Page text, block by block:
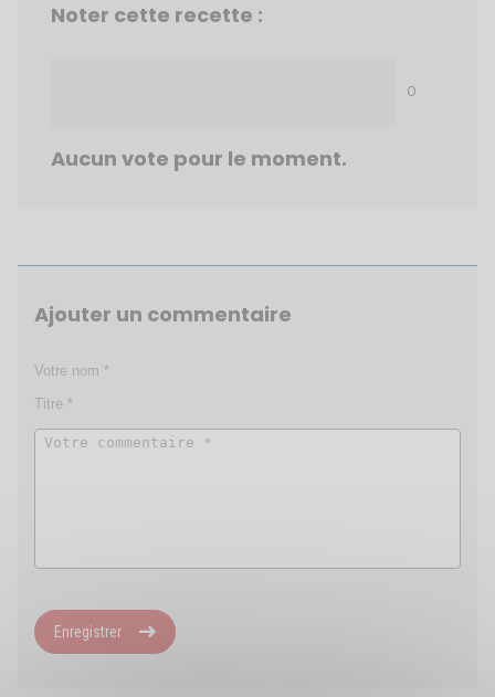
Noter cette recette :
0
Aucun vote pour le moment.
Ajouter un commentaire
Enregistrer